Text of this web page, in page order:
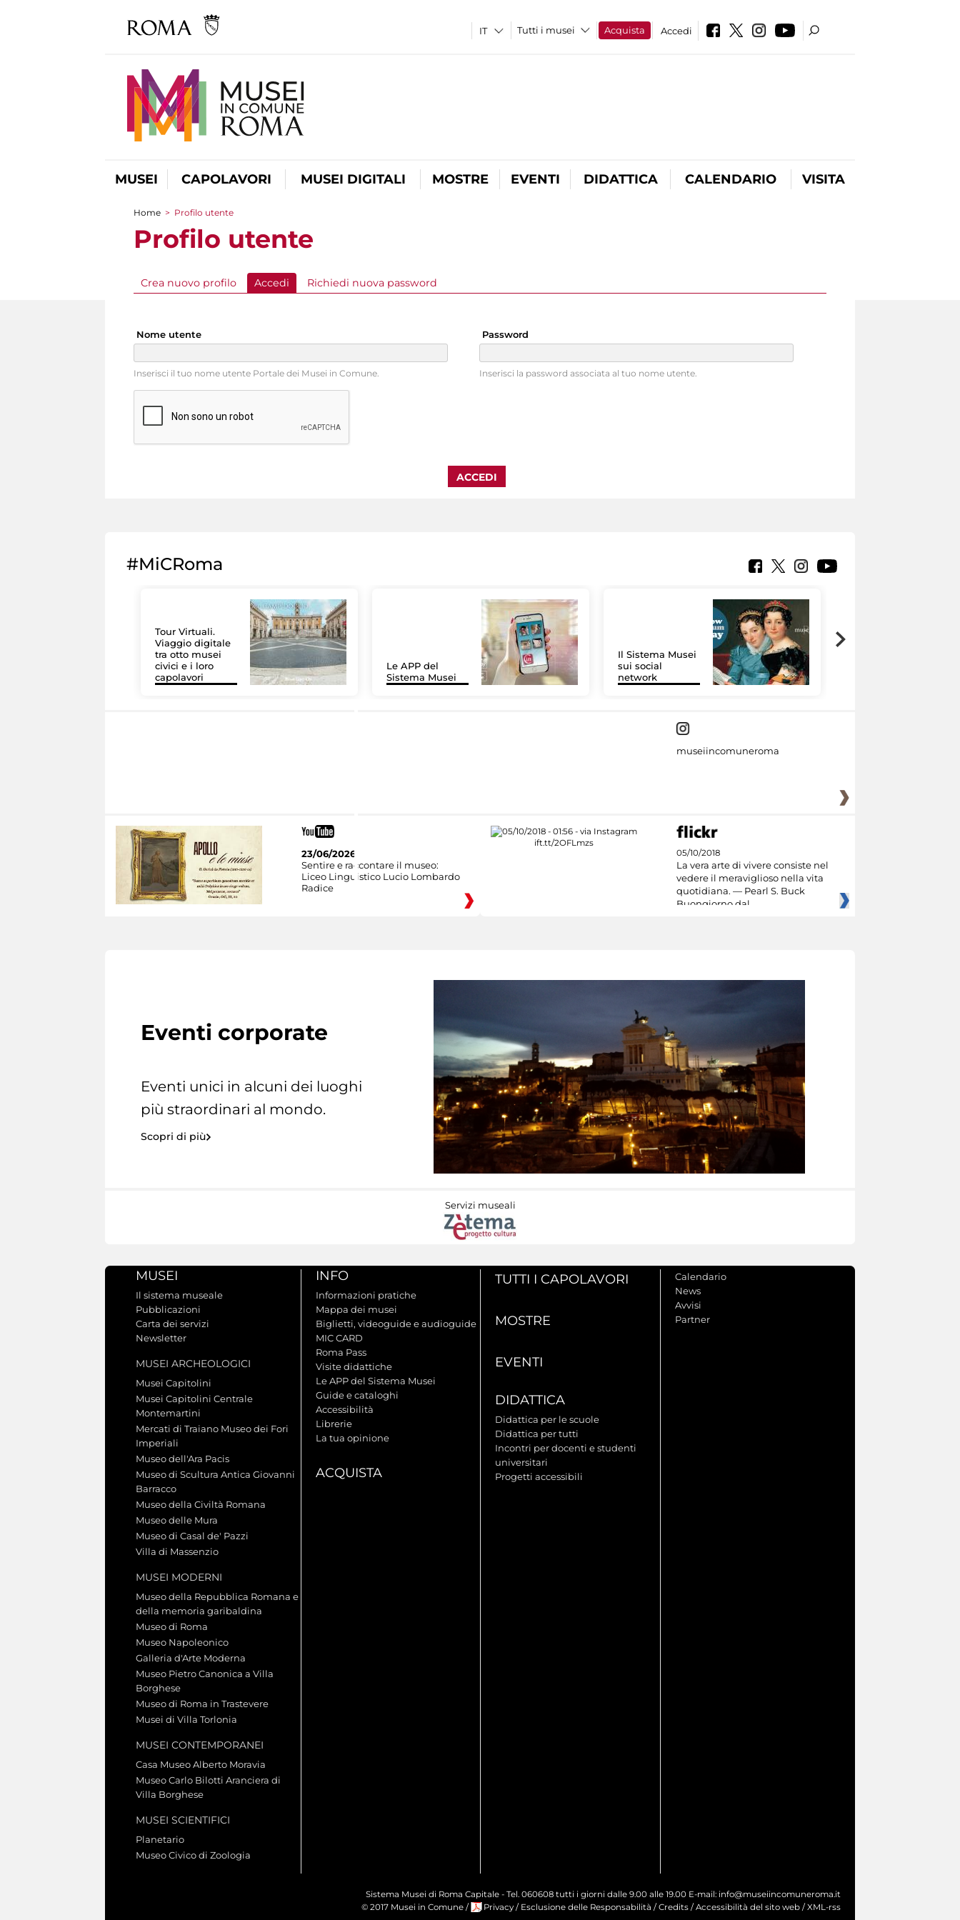
Tutti i musei Acquista Accedi
MUSEI CAPOLAVORI MUSEI DIGITALI MOSTRE EVENTI DIDATTICA CALENDARIO VISITA
Tu sei qui
Home > Profilo utente
Profilo utente
Schede primarie
Crea nuovo profilo Accedi (scheda attiva)
Richiedi nuova password
Nome utente
Inserisci il tuo nome utente Portale dei Musei in Comune.
Password
Inserisci la password associata al tuo nome utente.
#MiCRoma
Tour Virtuali.
Viaggio digitale
tra otto musei
civici e i loro
capolavori
Le APP del
Sistema Musei
Il Sistema Musei
sui social
network
museiincomuneroma
23/06/2026
Sentire e raccontare il museo:
Liceo Linguistico Lucio Lombardo
Radice
05/10/2018
La vera arte di vivere consiste nel
vedere il meraviglioso nella vita
quotidiana. — Pearl S. Buck
Buongiorno dal
Eventi corporate
Eventi unici in alcuni dei luoghi
più straordinari al mondo.
Scopri di più
Servizi museali
MUSEI
Il sistema museale
Pubblicazioni
Carta dei servizi
Newsletter
MUSEI ARCHEOLOGICI
Musei Capitolini
Musei Capitolini Centrale
Montemartini
Mercati di Traiano Museo dei Fori
Imperiali
Museo dell'Ara Pacis
Museo di Scultura Antica Giovanni
Barracco
Museo della Civiltà Romana
Museo delle Mura
Museo di Casal de' Pazzi
Villa di Massenzio
MUSEI MODERNI
Museo della Repubblica Romana e
della memoria garibaldina
Museo di Roma
Museo Napoleonico
Galleria d'Arte Moderna
Museo Pietro Canonica a Villa
Borghese
Museo di Roma in Trastevere
Musei di Villa Torlonia
MUSEI CONTEMPORANEI
Casa Museo Alberto Moravia
Museo Carlo Bilotti Aranciera di
Villa Borghese
MUSEI SCIENTIFICI
Planetario
Museo Civico di Zoologia
INFO
Informazioni pratiche
Mappa dei musei
Biglietti, videoguide e audioguide
MIC CARD
Roma Pass
Visite didattiche
Le APP del Sistema Musei
Guide e cataloghi
Accessibilità
Librerie
La tua opinione
ACQUISTA
TUTTI I CAPOLAVORI
MOSTRE
EVENTI
DIDATTICA
Didattica per le scuole
Didattica per tutti
Incontri per docenti e studenti
universitari
Progetti accessibili
Calendario
News
Avvisi
Partner
Sistema Musei di Roma Capitale - Tel. 060608 tutti i giorni dalle 9.00 alle 19.00 E-mail: info@museiincomuneroma.it
© 2017 Musei in Comune / Privacy / Esclusione delle Responsabilità /Credits /Accessibilità del sito web /XML-rss